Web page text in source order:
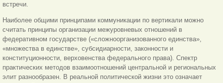
встречи.
Наиболее общими принципами коммуникации по вертикали можно
считать принципы организации межуровневых отношений в
федеративном государстве («сложноорганизованного единства»,
«множества в единстве», субсидиарности, законности и
конституционности, верховенства федерального права). Спектр
практических методов взаимоотношений центральной и региональных
элит разнообразен. В реальной политической жизни это означает